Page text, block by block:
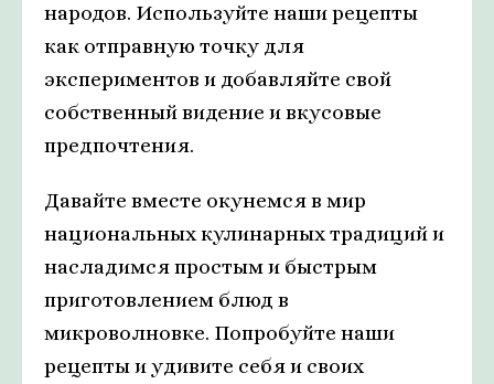
народов. Используйте наши рецепты
как отправную точку для
экспериментов и добавляйте свой
собственный видение и вкусовые
предпочтения.
Давайте вместе окунемся в мир
национальных кулинарных традиций и
насладимся простым и быстрым
приготовлением блюд в
микроволновке. Попробуйте наши
рецепты и удивите себя и своих